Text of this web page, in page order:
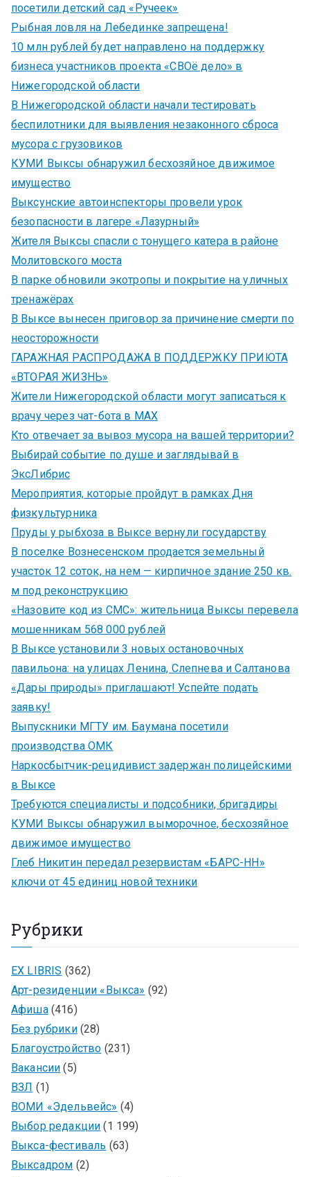
посетили детский сад «Ручеек»
Рыбная ловля на Лебединке запрещена!
10 млн рублей будет направлено на поддержку
бизнеса участников проекта «СВОё дело» в
Нижегородской области
В Нижегородской области начали тестировать
беспилотники для выявления незаконного сброса
мусора с грузовиков
КУМИ Выксы обнаружил бесхозяйное движимое
имущество
Выксунские автоинспекторы провели урок
безопасности в лагере «Лазурный»
Жителя Выксы спасли с тонущего катера в районе
Молитовского моста
В парке обновили экотропы и покрытие на уличных
тренажёрах
В Выксе вынесен приговор за причинение смерти по
неосторожности
ГАРАЖНАЯ РАСПРОДАЖА В ПОДДЕРЖКУ ПРИЮТА
«ВТОРАЯ ЖИЗНЬ»
Жители Нижегородской области могут записаться к
врачу через чат-бота в MAX
Кто отвечает за вывоз мусора на вашей территории?
Выбирай событие по душе и заглядывай в
ЭксЛибрис
Мероприятия, которые пройдут в рамках Дня
физкультурника
Пруды у рыбхоза в Выксе вернули государству
В поселке Вознесенском продается земельный
участок 12 соток, на нем — кирпичное здание 250 кв.
м под реконструкцию
«Назовите код из СМС»: жительница Выксы перевела
мошенникам 568 000 рублей
В Выксе установили 3 новых остановочных
павильона: на улицах Ленина, Слепнева и Салтанова
«Дары природы» приглашают! Успейте подать
заявку!
Выпускники МГТУ им. Баумана посетили
производства ОМК
Наркосбытчик-рецидивист задержан полицейскими
в Выксе
Требуются специалисты и подсобники, бригадиры
КУМИ Выксы обнаружил выморочное, бесхозяйное
движимое имущество
Глеб Никитин передал резервистам «БАРС-НН»
ключи от 45 единиц новой техники
Рубрики
EX LIBRIS (362)
Арт-резиденции «Выкса» (92)
Афиша(416)
Без рубрики(28)
Благоустройство (231)
Вакансии (5)
ВЗЛ (1)
ВОМИ «Эдельвейс» (4)
Выбор редакции (1 199)
Выкса-фестиваль (63)
Выксадром (2)